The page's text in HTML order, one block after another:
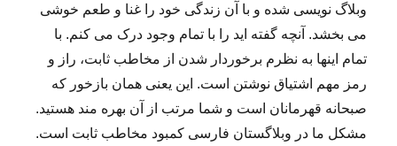
وبلاگ نویسی شده و با آن زندگی خود را غنا و طعم خوشی
می بخشد. آنچه گفته اید را با تمام وجود درک می کنم. با
تمام اینها به نظرم برخوردار شدن از مخاطب ثابت، راز و
رمز مهم اشتیاق نوشتن است. این یعنی همان بازخور که
صبحانه قهرمانان است و شما مرتب از آن بهره مند هستید.
مشکل ما در وبلاگستان فارسی کمبود مخاطب ثابت است.